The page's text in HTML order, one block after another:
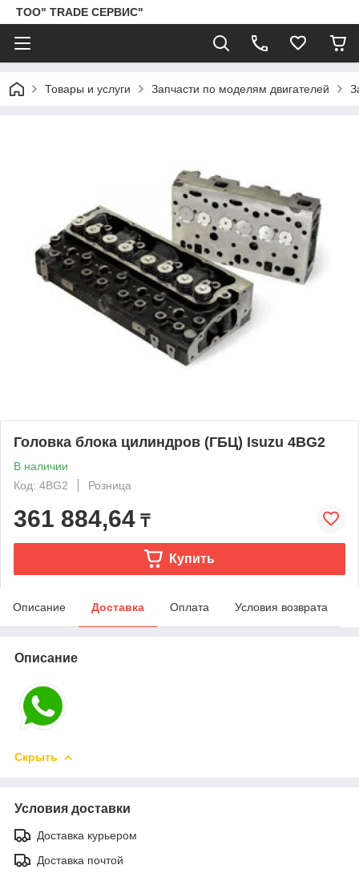
ТОО" TRADE СЕРВИС"
Товары и услуги Запчасти по моделям двигателей
Головка блока цилиндров (ГБЦ) Isuzu 4BG2
В наличии
Код: 4BG2
Розница
361 884,64 ₸
Купить
Описание Доставка Оплата Условия возврата
Описание
Скрыть
Условия доставки
Доставка курьером
Доставка почтой